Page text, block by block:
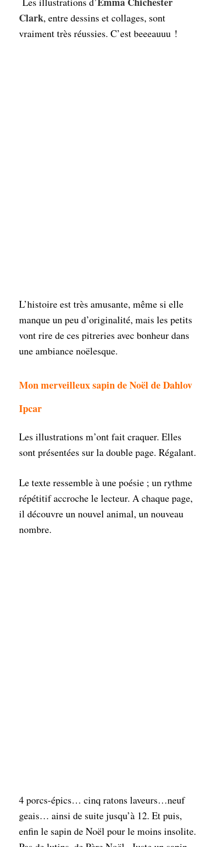
Clark, entre dessins et collages, sont
vraiment très réussies. C’est beeeauuu !
L’histoire est très amusante, même si elle
manque un peu d’originalité, mais les petits
vont rire de ces pitreries avec bonheur dans
une ambiance noëlesque.
Mon merveilleux sapin de Noël de Dahlov
Ipcar
Les illustrations m’ont fait craquer. Elles
sont présentées sur la double page. Régalant.
Le texte ressemble à une poésie ; un rythme
répétitif accroche le lecteur. A chaque page,
il découvre un nouvel animal, un nouveau
nombre.
4 porcs-épics… cinq ratons laveurs…neuf
geais… ainsi de suite jusqu’à 12. Et puis,
enfin le sapin de Noël pour le moins insolite.